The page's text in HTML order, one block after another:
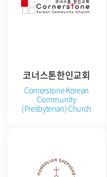
코너스톤한인교회
Cornerstone Korean
Community
(Presbyterian) Church